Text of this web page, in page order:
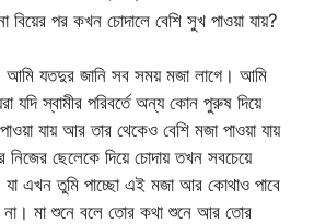
বিয়ের পর কখন চোদালে বেশি সুখ পাওয়া যায়?
আমি যতদুর জানি সব সময় মজা লাগে। আমি
যদি স্বামীর পরিবর্তে অন্য কোন পুরুষ দিয়ে
যায় আর তার থেকেও বেশি মজা পাওয়া যায়
নিজের ছেলেকে দিয়ে চোদায় তখন সবচেয়ে
এখন তুমি পাচ্ছো এই মজা আর কোথাও পাবে
না। মা শুনে বলে তোর কথা শুনে আর তোর